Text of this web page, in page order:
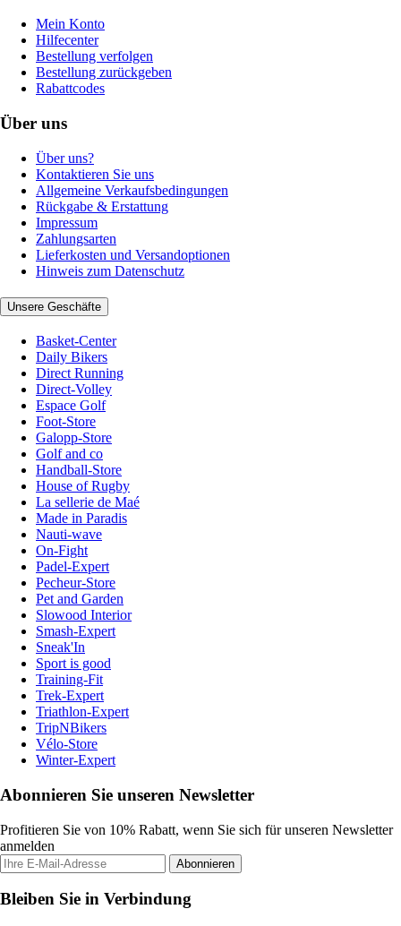
Mein Konto
Hilfecenter
Bestellung verfolgen
Bestellung zurückgeben
Rabattcodes
Über uns
Über uns?
Kontaktieren Sie uns
Allgemeine Verkaufsbedingungen
Rückgabe & Erstattung
Impressum
Zahlungsarten
Lieferkosten und Versandoptionen
Hinweis zum Datenschutz
Unsere Geschäfte
Basket-Center
Daily Bikers
Direct Running
Direct-Volley
Espace Golf
Foot-Store
Galopp-Store
Golf and co
Handball-Store
House of Rugby
La sellerie de Maé
Made in Paradis
Nauti-wave
On-Fight
Padel-Expert
Pecheur-Store
Pet and Garden
Slowood Interior
Smash-Expert
Sneak'In
Sport is good
Training-Fit
Trek-Expert
Triathlon-Expert
TripNBikers
Vélo-Store
Winter-Expert
Abonnieren Sie unseren Newsletter
Profitieren Sie von 10% Rabatt, wenn Sie sich für unseren Newsletter
anmelden
Abonnieren
Bleiben Sie in Verbindung